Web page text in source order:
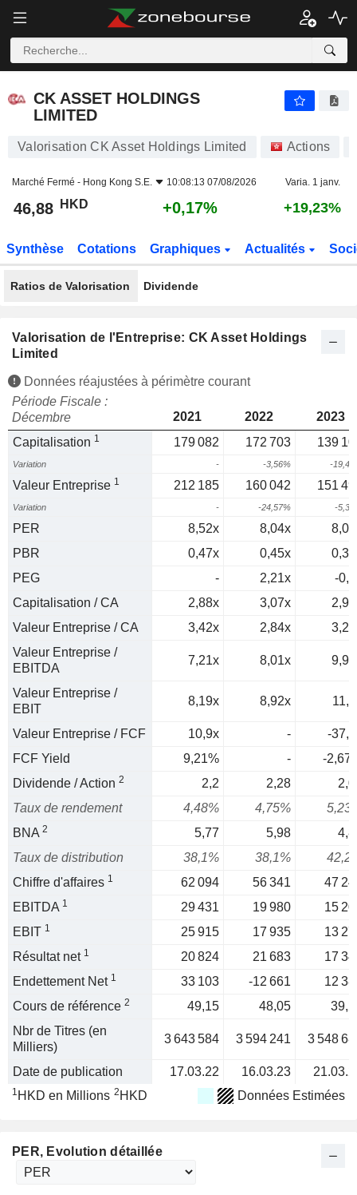
CK ASSET HOLDINGS
LIMITED
Valorisation CK Asset Holdings Limited Actions
Marché Fermé - Hong Kong S.E. 10:08:13 07/08/2026 Varia. 1 janv.
46,88 HKD +0,17% +19,23%
Synthèse Cotations Graphiques Actualités
Ratios de Valorisation Dividende
Valorisation de l'Entreprise: CK Asset Holdings
Limited
Données réajustées à périmètre courant
Période Fiscale :
Décembre
2021 2022
2023
Capitalisation 1 179 082 172 703 139
Variation - -3,56% -
Valeur Entreprise 1 212 185 160 042 151
Variation - -24,57% -
PER 8,52x 8,04x
PBR
0,47x 0,45x
PEG
- 2,21x
-
Capitalisation / CA
2,88x 3,07x
Valeur Entreprise / CA
3,42x 2,84x
Valeur Entreprise /
EBITDA
7,21x 8,01x
Valeur Entreprise /
EBIT
8,19x 8,92x
Valeur Entreprise / FCF 10,9x -
-
FCF Yield
9,21% -
-
Dividende / Action 2 2,2 2,28
Taux de rendement
4,48% 4,75%
BNA 2 5,77 5,98
Taux de distribution
38,1% 38,1%
Chiffre d'affaires 1 62 094 56 341
47
EBITDA 1 29 431 19 980
15
EBIT 1 25 915 17 935
13
Résultat net 1 20 824 21 683
17
Endettement Net 1 33 103 -12 661
12
Cours de référence 2 49,15 48,05
Nbr de Titres (en
Milliers)
3 643 584 3 594 241 3 548
Date de publication 17.03.22 16.03.23
1 HKD en Millions 2 HKD Données Estimées
PER, Evolution détaillée